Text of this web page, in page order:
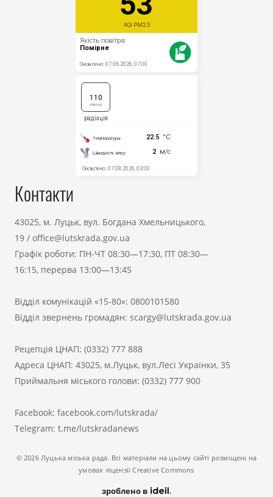
Контакти
43025, м. Луцьк, вул. Богдана Хмельницького,
19 / office@lutskrada.gov.ua
Графік роботи: ПН-ЧТ 08:30—17:30, ПТ 08:30—
16:15, перерва 13:00—13:45
Відділ комунікацій «15-80»: 0800101580
Відділ звернень громадян: scargy@lutskrada.gov.ua
Рецепція ЦНАП: (0332) 777 888
Адреса ЦНАП: 43025, м.Луцьк, вул.Лесі Українки, 35
Приймальня міського голови: (0332) 777 900
Facebook: facebook.com/lutskrada/
Telegram: t.me/lutskradanews
© 2026 Луцька міська рада. Всі матеріали на цьому сайті розміщені на
умовах ліцензії Creative Commons
зроблено в